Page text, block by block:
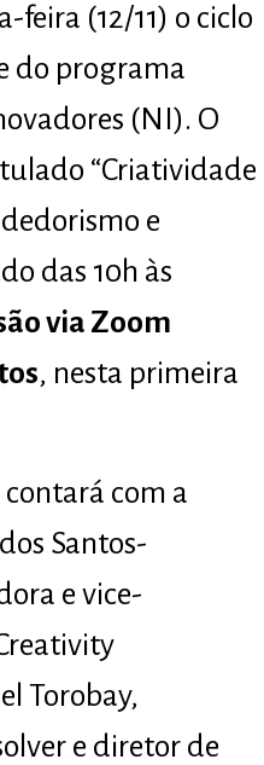
feira (12/11) o ciclo
do programa
(NI). O
“Criatividade
e
das 10h às
via Zoom
, nesta primeira
com a
Santos-
e vice-
Torobay,
e diretor de